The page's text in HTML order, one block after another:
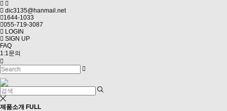
dic3135@hanmail.net
1644-1033
055-719-3087
LOGIN
SIGN UP
FAQ
1:1문의
Toggle
navigation
제품소개 FULL